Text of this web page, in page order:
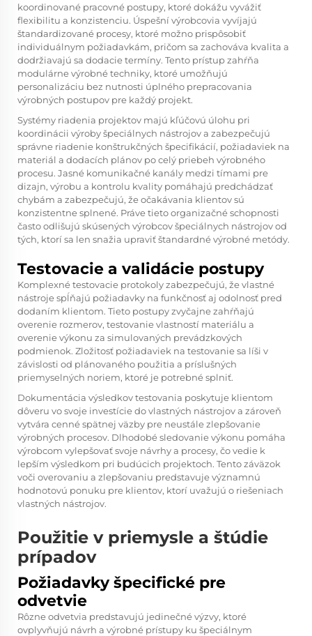
koordinované pracovné postupy, ktoré dokážu vyvážiť
flexibilitu a konzistenciu. Úspešní výrobcovia vyvíjajú
štandardizované procesy, ktoré možno prispôsobiť
individuálnym požiadavkám, pričom sa zachováva kvalita a
dodržiavajú sa dodacie termíny. Tento prístup zahŕňa
modulárne výrobné techniky, ktoré umožňujú
personalizáciu bez nutnosti úplného prepracovania
výrobných postupov pre každý projekt.
Systémy riadenia projektov majú kľúčovú úlohu pri
koordinácii výroby špeciálnych nástrojov a zabezpečujú
správne riadenie konštrukčných špecifikácií, požiadaviek na
materiál a dodacích plánov po celý priebeh výrobného
procesu. Jasné komunikačné kanály medzi tímami pre
dizajn, výrobu a kontrolu kvality pomáhajú predchádzať
chybám a zabezpečujú, že očakávania klientov sú
konzistentne splnené. Práve tieto organizačné schopnosti
často odlišujú skúsených výrobcov špeciálnych nástrojov od
tých, ktorí sa len snažia upraviť štandardné výrobné metódy.
Testovacie a validácie postupy
Komplexné testovacie protokoly zabezpečujú, že vlastné
nástroje spĺňajú požiadavky na funkčnosť aj odolnosť pred
dodaním klientom. Tieto postupy zvyčajne zahŕňajú
overenie rozmerov, testovanie vlastností materiálu a
overenie výkonu za simulovaných prevádzkových
podmienok. Zložitosť požiadaviek na testovanie sa líši v
závislosti od plánovaného použitia a príslušných
priemyselných noriem, ktoré je potrebné splniť.
Dokumentácia výsledkov testovania poskytuje klientom
dôveru vo svoje investície do vlastných nástrojov a zároveň
vytvára cenné spätnej väzby pre neustále zlepšovanie
výrobných procesov. Dlhodobé sledovanie výkonu pomáha
výrobcom vylepšovať svoje návrhy a procesy, čo vedie k
lepším výsledkom pri budúcich projektoch. Tento záväzok
voči overovaniu a zlepšovaniu predstavuje významnú
hodnotovú ponuku pre klientov, ktorí uvažujú o riešeniach
vlastných nástrojov.
Použitie v priemysle a štúdie
prípadov
Požiadavky špecifické pre
odvetvie
Rôzne odvetvia predstavujú jedinečné výzvy, ktoré
ovplyvňujú návrh a výrobné prístupy ku špeciálnym